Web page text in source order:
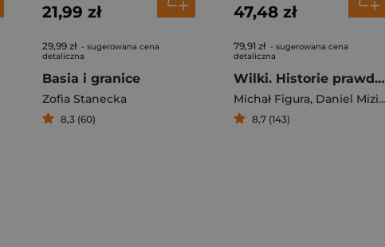
21,99 zł
29,99 zł - sugerowana cena
detaliczna
Basia i granice
Zofia Stanecka
8,3 (60)
47,48 zł
79,91 zł - sugerowana cena
detaliczna
Wilki. Historie prawdziwe
Michał Figura, Daniel Mizieliński
8,7 (143)